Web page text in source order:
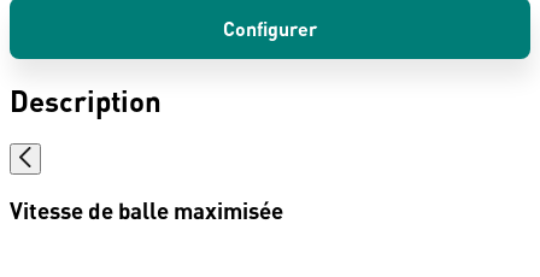
Configurer
Description
Vitesse de balle maximisée